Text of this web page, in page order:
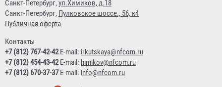
Санкт-Петербург,ул.Химиков, д.18
Санкт-Петербург, Пулковское шоссе., 56, к4
Публичная оферта
Контакты
+7 (812) 767-42-42E-mail: irkutskaya@nfcom.ru
+7 (812) 454-43-42E-mail: himikov@nfcom.ru
+7 (812) 670-37-37E-mail: info@nfcom.ru